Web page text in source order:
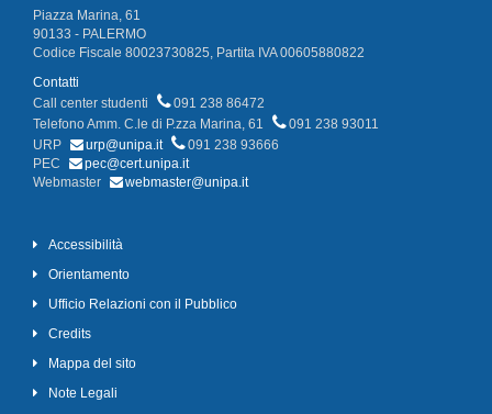
Piazza Marina, 61
90133 - PALERMO
Codice Fiscale 80023730825, Partita IVA 00605880822
Contatti
Call center studenti
091 238 86472
Telefono Amm. C.le di P.zza Marina, 61
091 238 93011
URP
urp@unipa.it
091 238 93666
PEC
pec@cert.unipa.it
Webmaster
webmaster@unipa.it
Accessibilità
Orientamento
Ufficio Relazioni con il Pubblico
Credits
Mappa del sito
Note Legali